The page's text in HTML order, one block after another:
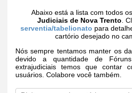
Abaixo está a lista com todos os
Judiciais de Nova Trento .
serventia/tabelionato para
cartório desejado no
Nós sempre tentamos manter os
devido a quantidade de
extrajudiciais temos que contar
usuários. Colabore você também.